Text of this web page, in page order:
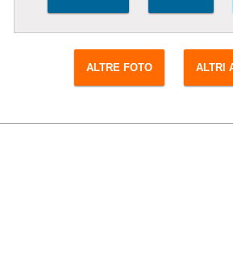
ALTRE FOTO ALTRI